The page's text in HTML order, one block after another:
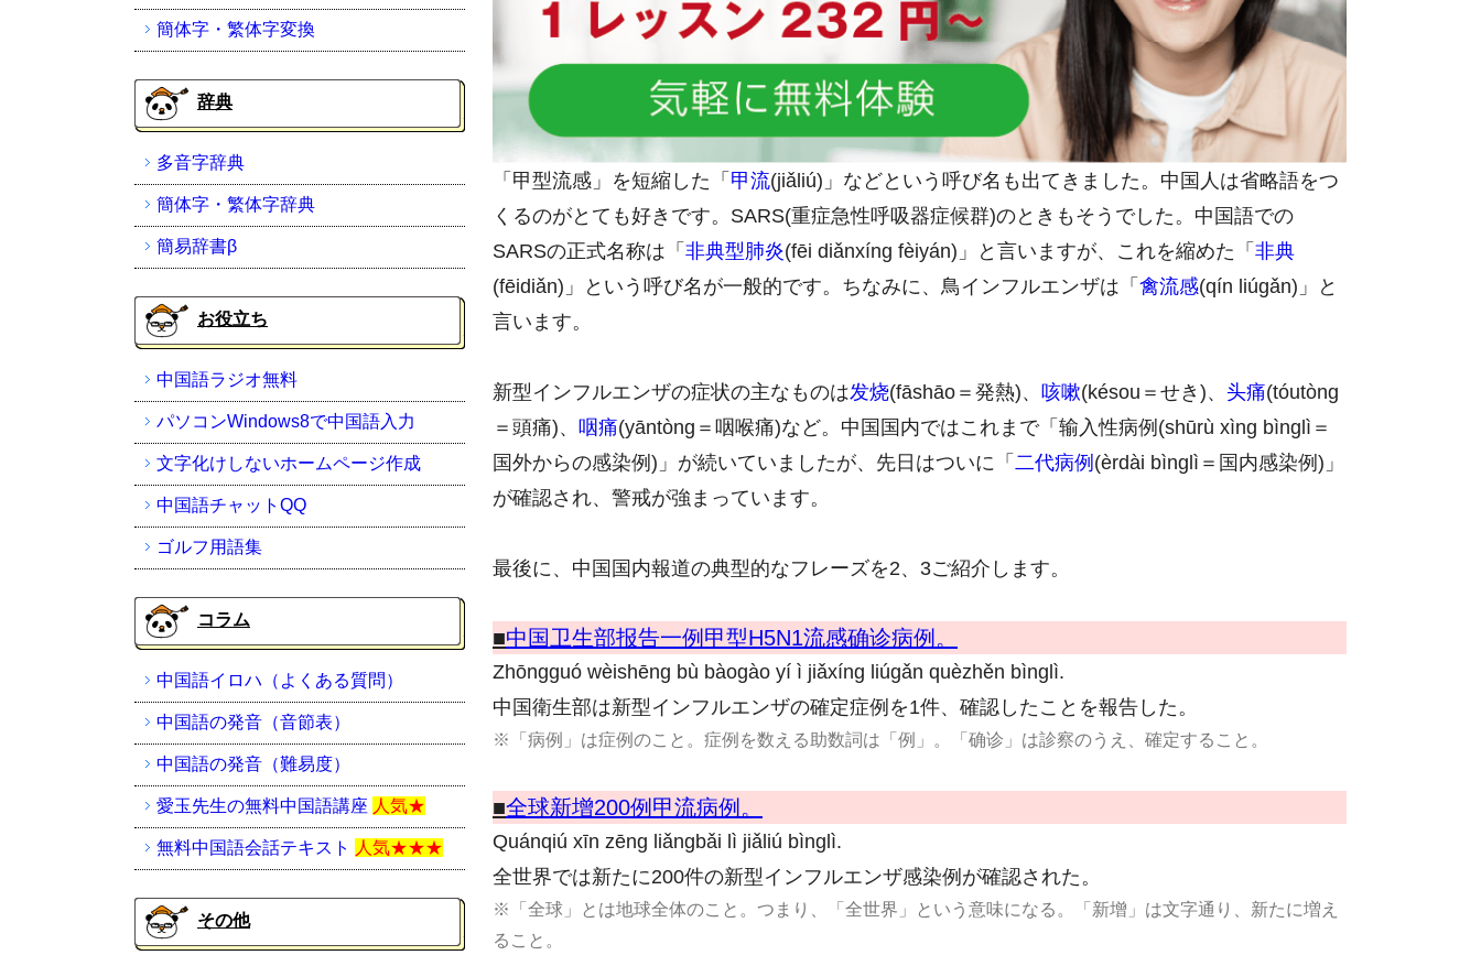
「甲型流感」を短縮した「 甲流(jiǎliú)」などという呼び名も出てきました。中国人は省略語をつ
くるのがとても好きです。SARS(重症急性呼吸器症候群)のときもそうでした。中国語での
SARSの正式名称は「 非典型肺炎(fēi diǎnxíng fèiyán)」と言いますが、これを縮めた「 非典
(fēidiǎn)」という呼び名が一般的です。ちなみに、鳥インフルエンザは「 禽流感(qín liúgǎn)」と
言います。
新型インフルエンザの症状の主なものは发烧(fāshāo＝発熱)、 咳嗽(késou＝せき)、 头痛(tóutòng
＝頭痛)、 咽痛(yāntòng＝咽喉痛)など。中国国内ではこれまで「输入性病例(shūrù xìng bìnglì＝
国外からの感染例)」が続いていましたが、先日はついに「 二代病例 (èrdài bìnglì＝国内感染例)」
が確認され、警戒が強まっています。
最後に、中国国内報道の典型的なフレーズを2、3ご紹介します。
■中国卫生部报告一例甲型H5N1流感确诊病例。
Zhōngguó wèishēng bù bàogào yí ì jiǎxíng liúgǎn quèzhěn bìnglì.
中国衛生部は新型インフルエンザの確定症例を1件、確認したことを報告した。
※「病例」は症例のこと。症例を数える助数詞は「例」。「确诊」は診察のうえ、確定すること。
■全球新增200例甲流病例。
Quánqiú xīn zēng liǎngbǎi lì jiǎliú bìnglì.
全世界では新たに200件の新型インフルエンザ感染例が確認された。
※「全球」とは地球全体のこと。つまり、「全世界」という意味になる。「新增」は文字通り、新たに増え
ること。
簡体字・繁体字変換
辞典
多音字辞典
簡体字・繁体字辞典
簡易辞書β
お役立ち
中国語ラジオ無料
パソコンWindows8で中国語入力
文字化けしないホームページ作成
中国語チャットQQ
ゴルフ用語集
コラム
中国語イロハ（よくある質問）
中国語の発音（音節表）
中国語の発音（難易度）
愛玉先生の無料中国語講座 人気★
無料中国語会話テキスト 人気★★★
その他